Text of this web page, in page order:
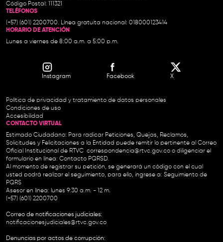
Código Postal: 111321
TELÉFONOS
(+57) (601) 2200700. Línea gratuita nacional: 018000123414
HORARIO DE ATENCIÓN
Lunes a viernes de 8:00 a.m. a 5:00 p.m.
Instagram Facebook X
Política de privacidad y tratamiento de datos personales
Condiciones de uso
Accesibilidad
CONTACTO VIRTUAL
Estimado Ciudadano: Para radicar Peticiones, Quejas, Reclamos,
Solicitudes y Felicitaciones a la Entidad puede remitir lo pertinente al Correo
Oficial Institucional de RTVC correspondencia@rtvc.gov.co o diligenciar el
formulario en línea: Contacto PQRSD.
Al momento de registrar su petición, se generará un código con el cual
usted podrá realizar el seguimiento, para ello, ingrese a: Seguimiento de
PQRS
Asesor en línea: lunes 9:30 a.m. - 12 m.
(+57) (601) 2200700
Correo de notificaciones judiciales:
notificacionesjudiciales@rtvc.gov.co
Denuncias por actos de corrupción: